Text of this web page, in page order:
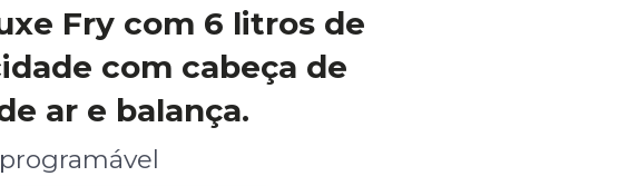
Fry com 6 litros de
com cabeça de
ar e balança.